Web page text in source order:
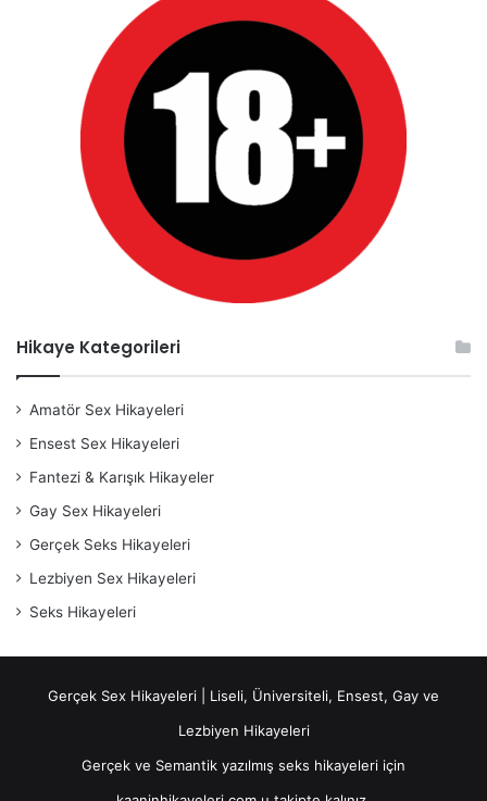
Hikaye Kategorileri
Amatör Sex Hikayeleri
Ensest Sex Hikayeleri
Fantezi & Karışık Hikayeler
Gay Sex Hikayeleri
Gerçek Seks Hikayeleri
Lezbiyen Sex Hikayeleri
Seks Hikayeleri
Gerçek Sex Hikayeleri | Liseli, Üniversiteli, Ensest, Gay ve
Lezbiyen Hikayeleri
Gerçek ve Semantik yazılmış seks hikayeleri için